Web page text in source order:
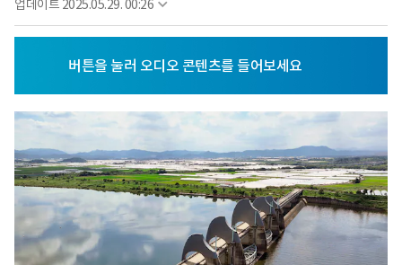
업데이트 2025.05.29. 00:26